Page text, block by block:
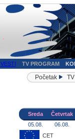
VESTI TV PROGRAM
Početak
Sreda Četvrtak
05.08.
06.08.
CET